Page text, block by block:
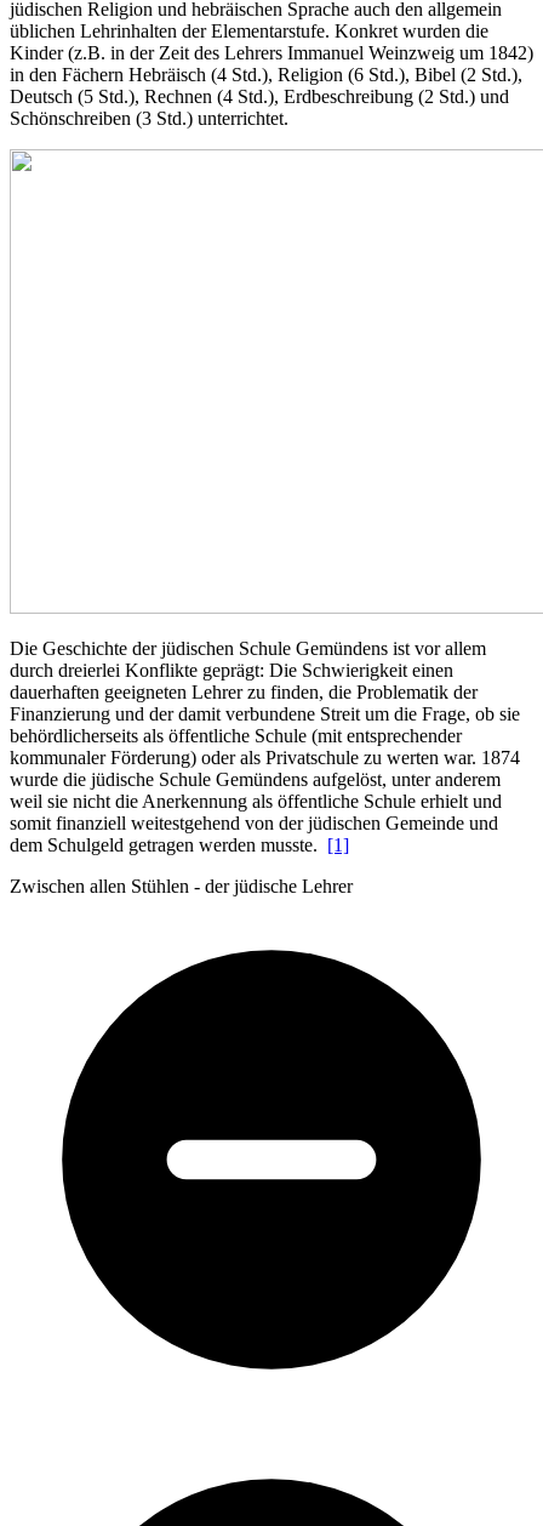
jüdischen Religion und hebräischen Sprache auch den allgemein
üblichen Lehrinhalten der Elementarstufe. Konkret wurden die
Kinder (z.B. in der Zeit des Lehrers Immanuel Weinzweig um 1842)
in den Fächern Hebräisch (4 Std.), Religion (6 Std.), Bibel (2 Std.),
Deutsch (5 Std.), Rechnen (4 Std.), Erdbeschreibung (2 Std.) und
Schönschreiben (3 Std.) unterrichtet.
Die Geschichte der jüdischen Schule Gemündens ist vor allem
durch dreierlei Konflikte geprägt: Die Schwierigkeit einen
dauerhaften geeigneten Lehrer zu finden, die Problematik der
Finanzierung und der damit verbundene Streit um die Frage, ob sie
behördlicherseits als öffentliche Schule (mit entsprechender
kommunaler Förderung) oder als Privatschule zu werten war. 1874
wurde die jüdische Schule Gemündens aufgelöst, unter anderem
weil sie nicht die Anerkennung als öffentliche Schule erhielt und
somit finanziell weitestgehend von der jüdischen Gemeinde und
dem Schulgeld getragen werden musste. [1]
Zwischen allen Stühlen - der jüdische Lehrer